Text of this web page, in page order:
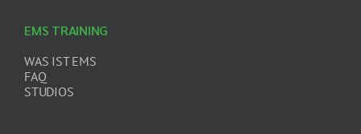
EMS TRAINING
WAS IST EMS
FAQ
STUDIOS